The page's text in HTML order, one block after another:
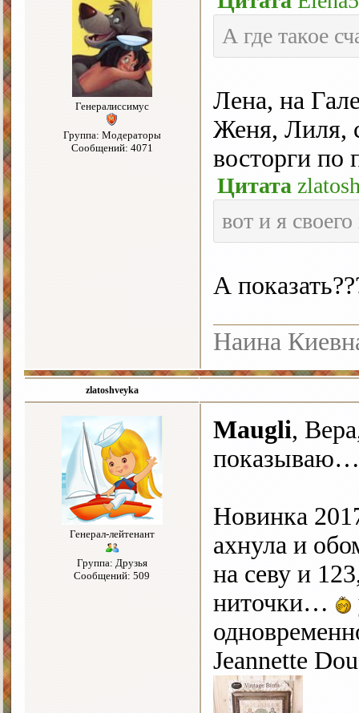
Генералиссимус
Группа: Модераторы
Сообщений: 4071
А где такое
Лена, на
Женя, Лиля,
восторги по
Цитата
вот и я
А
Наина
zlatoshveyka
Генерал-лейтенант
Группа: Друзья
Сообщений: 509
Maugli,
показываю…
Новинка
ахнула и
на севу и
ниточки…
Jeannette